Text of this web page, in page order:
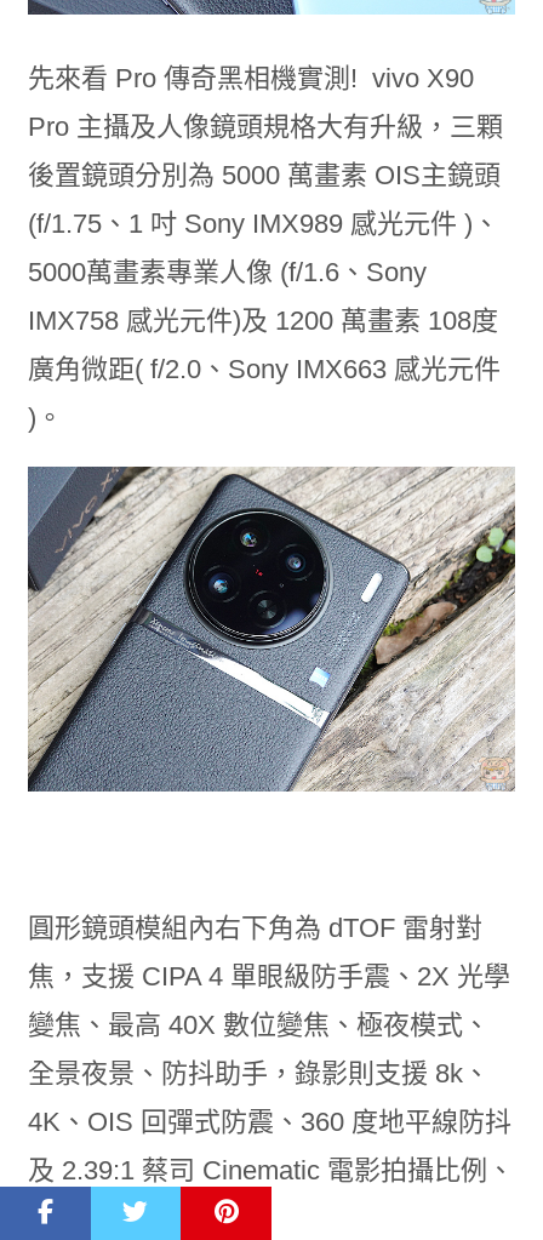
先來看 Pro 傳奇黑相機實測! vivo X90
Pro 主攝及人像鏡頭規格大有升級，三顆
後置鏡頭分別為 5000 萬畫素 OIS主鏡頭
(f/1.75、1 吋 Sony IMX989 感光元件 )、
5000萬畫素專業人像 (f/1.6、Sony
IMX758 感光元件)及 1200 萬畫素 108度
廣角微距( f/2.0、Sony IMX663 感光元件
)。
圓形鏡頭模組內右下角為 dTOF 雷射對
焦，支援 CIPA 4 單眼級防手震、2X 光學
變焦、最高 40X 數位變焦、極夜模式、
全景夜景、防抖助手，錄影則支援 8k、
4K、OIS 回彈式防震、360 度地平線防抖
及 2.39:1 蔡司 Cinematic 電影拍攝比例、
MovieLUTs 電影調色、提詞機、動態追焦